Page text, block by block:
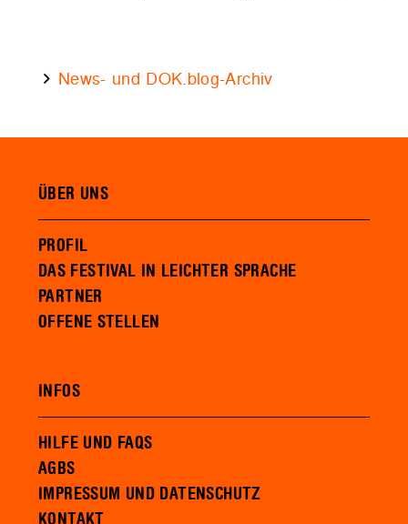
News- und DOK.blog-Archiv
ÜBER UNS
PROFIL
DAS FESTIVAL IN LEICHTER SPRACHE
PARTNER
OFFENE STELLEN
INFOS
HILFE UND FAQS
AGBS
IMPRESSUM UND DATENSCHUTZ
KONTAKT